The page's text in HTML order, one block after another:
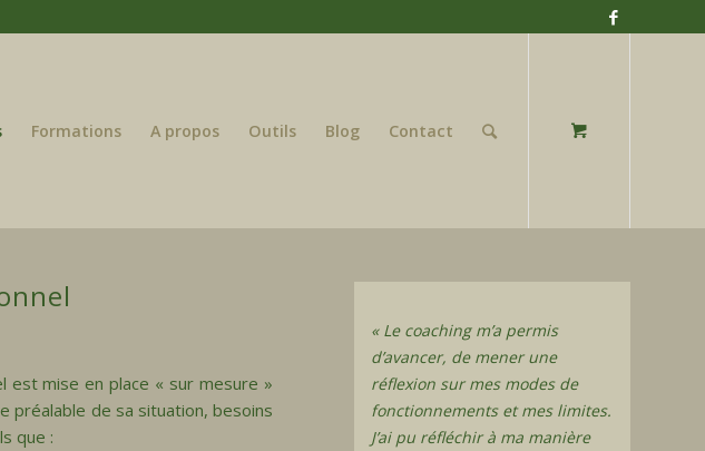
Formations A propos Outils Blog Contact
est mise en place « sur mesure »
préalable de sa situation, besoins
que :
« Le coaching m’a permis
d’avancer, de mener une
réflexion sur mes modes de
fonctionnements et mes limites.
J’ai pu réfléchir à ma manière